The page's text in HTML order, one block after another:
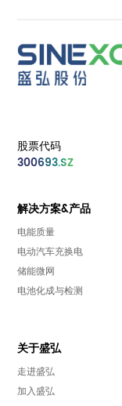
股票代码
300693.SZ
解决方案&产品
电能质量
电动汽车充换电
储能微网
电池化成与检测
关于盛弘
走进盛弘
加入盛弘